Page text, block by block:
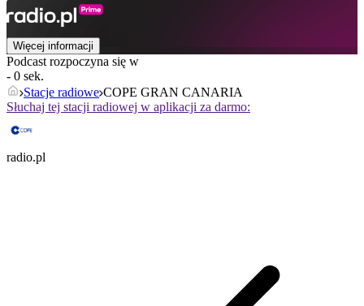
Więcej informacji
Podcast rozpoczyna się w
- 0 sek.
Stacje radiowe COPE GRAN CANARIA
Słuchaj tej stacji radiowej w aplikacji za darmo:
radio.pl